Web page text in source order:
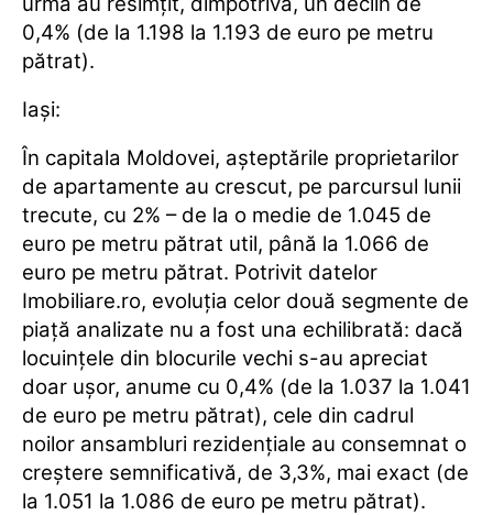
0,4% (de la 1.198 la 1.193 de euro pe metru
pătrat).
Iași:
În capitala Moldovei, așteptările proprietarilor
de apartamente au crescut, pe parcursul lunii
trecute, cu 2% – de la o medie de 1.045 de
euro pe metru pătrat util, până la 1.066 de
euro pe metru pătrat. Potrivit datelor
Imobiliare.ro, evoluția celor două segmente de
piață analizate nu a fost una echilibrată: dacă
locuințele din blocurile vechi s-au apreciat
doar ușor, anume cu 0,4% (de la 1.037 la 1.041
de euro pe metru pătrat), cele din cadrul
noilor ansambluri rezidențiale au consemnat o
creștere semnificativă, de 3,3%, mai exact (de
la 1.051 la 1.086 de euro pe metru pătrat).